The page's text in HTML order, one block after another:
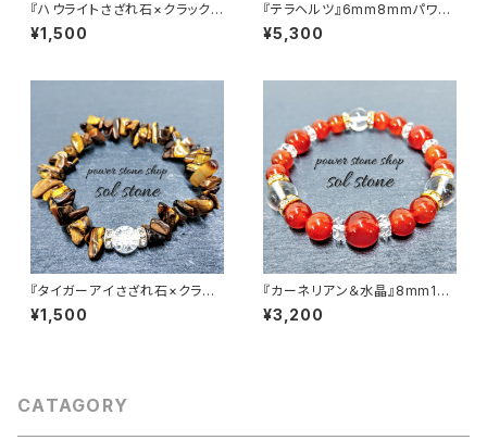
『ハウライトさざれ石×クラック
水晶』天然石パワーストーンブレ
スレット
¥1,500
『テラヘルツ』6mm8mmパワー
ストーンブレスレット
¥5,300
『タイガーアイさざれ石×クラッ
ク水晶』天然石パワーストーンブ
レスレット
¥1,500
『カーネリアン＆水晶』8mm10
mm天然石パワーストーンブレ
スレット
¥3,200
CATAGORY